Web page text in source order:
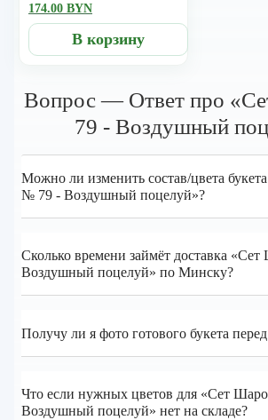
174.00 BYN
В корзину
Вопрос — Ответ про
79 - Воздушный
Можно ли изменить состав/цвета
№ 79 - Воздушный поцелуй»?
Сколько времени займёт доставка
Воздушный поцелуй» по Минску?
Получу ли я фото готового букета
Что если нужных цветов для «Сет
Воздушный поцелуй» нет на складе?